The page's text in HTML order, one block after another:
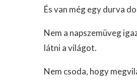
És van még egy durva
Nem a napszemüveg
látni a világot.
Nem csoda, hogy